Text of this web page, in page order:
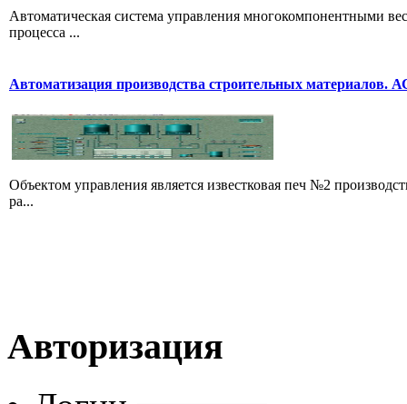
Автоматическая система управления многокомпонентными
процесса ...
Автоматизация производства строительных материалов.
Объектом управления является известковая печ №2
ра...
Авторизация